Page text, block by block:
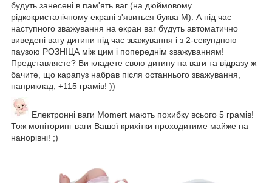
будуть занесені в пам'ять ваг (на дюймовому
рідкокристалічному екрані з'явиться буква М). А під час
наступного зважування на екран ваг будуть автоматично
виведені вагу дитини під час зважування і з 2-секундною
паузою РОЗНІЦА між цим і попереднім зважуванням!
Представляєте? Ви кладете свою дитину на ваги та відразу ж
бачите, що карапуз набрав після останнього зважування,
наприклад, +115 грамів! ))
Електронні ваги Momert мають похибку всього 5 грамів!
Тож моніторинг ваги Вашої крихітки проходитиме майже на
нанорівні! ;)